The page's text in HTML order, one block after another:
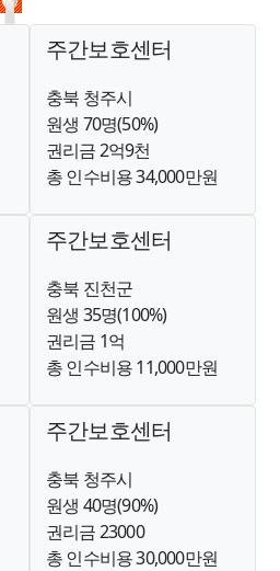
주간보호센터
충북 청주시
원생 70명(50%)
권리금 2억9천
총 인수비용 34,000만원
주간보호센터
충북 진천군
원생 35명(100%)
권리금 1억
총 인수비용 11,000만원
주간보호센터
충북 청주시
원생 40명(90%)
권리금 23000
총 인수비용 30,000만원